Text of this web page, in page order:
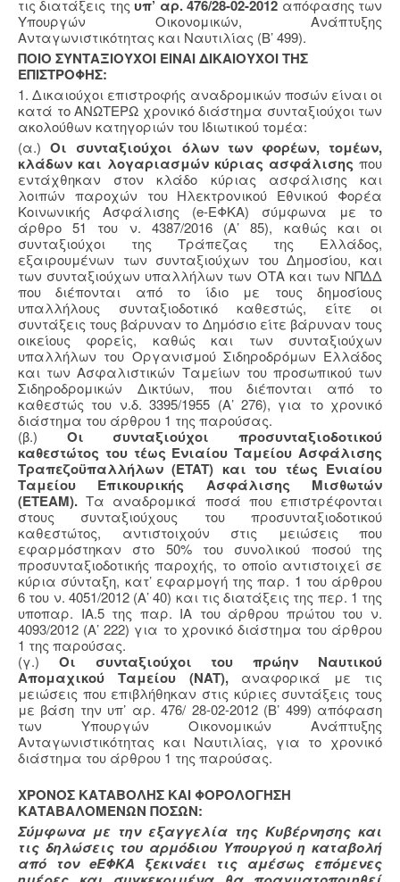
τις διατάξεις της υπ’ αρ. 476/28-02-2012 απόφασης των
Υπουργών Οικονομικών, Ανάπτυξης
Ανταγωνιστικότητας και Ναυτιλίας (Β’ 499).
ΠΟΙΟ ΣΥΝΤΑΞΙΟΥΧΟΙ ΕΙΝΑΙ ΔΙΚΑΙΟΥΧΟΙ ΤΗΣ
ΕΠΙΣΤΡΟΦΗΣ:
1. Δικαιούχοι επιστροφής αναδρομικών ποσών είναι οι
κατά το ΑΝΩΤΕΡΩ χρονικό διάστημα συνταξιούχοι των
ακολούθων κατηγοριών του Ιδιωτικού τομέα:
(α.)Οι συνταξιούχοι όλων των φορέων, τομέων,
κλάδων και λογαριασμών κύριας ασφάλισης που
εντάχθηκαν στον κλάδο κύριας ασφάλισης και
λοιπών παροχών του Ηλεκτρονικού Εθνικού Φορέα
Κοινωνικής Ασφάλισης (e-ΕΦΚΑ) σύμφωνα με το
άρθρο 51 του ν. 4387/2016 (Α’ 85), καθώς και οι
συνταξιούχοι της Τράπεζας της Ελλάδος,
εξαιρουμένων των συνταξιούχων του Δημοσίου, και
των συνταξιούχων υπαλλήλων των ΟΤΑ και των ΝΠΔΔ
που διέπονται από το ίδιο με τους δημοσίους
υπαλλήλους συνταξιοδοτικό καθεστώς, είτε οι
συντάξεις τους βάρυναν το Δημόσιο είτε βάρυναν τους
οικείους φορείς, καθώς και των συνταξιούχων
υπαλλήλων του Οργανισμού Σιδηροδρόμων Ελλάδος
και των Ασφαλιστικών Ταμείων του προσωπικού των
Σιδηροδρομικών Δικτύων, που διέπονται από το
καθεστώς του ν.δ. 3395/1955 (Α’ 276), για το χρονικό
διάστημα του άρθρου 1 της παρούσας.
(β.) Οι συνταξιούχοι προσυνταξιοδοτικού
καθεστώτος του τέως Ενιαίου Ταμείου Ασφάλισης
Τραπεζοϋπαλλήλων (ETAT) και του τέως Ενιαίου
Ταμείου Επικουρικής Ασφάλισης Μισθωτών
(ΕΤΕΑΜ). Τα αναδρομικά ποσά που επιστρέφονται
στους συνταξιούχους του προσυνταξιοδοτικού
καθεστώτος, αντιστοιχούν στις μειώσεις που
εφαρμόστηκαν στο 50% του συνολικού ποσού της
προσυνταξιοδοτικής παροχής, το οποίο αντιστοιχεί σε
κύρια σύνταξη, κατ’ εφαρμογή της παρ. 1 του άρθρου
6 του ν. 4051/2012 (Α’ 40) και τις διατάξεις της περ. 1 της
υποπαρ. ΙΑ.5 της παρ. ΙΑ του άρθρου πρώτου του ν.
4093/2012 (Α’ 222) για το χρονικό διάστημα του άρθρου
1 της παρούσας.
(γ.) Οι συνταξιούχοι του πρώην Ναυτικού
Απομαχικού Ταμείου (NAT),αναφορικά με τις
μειώσεις που επιβλήθηκαν στις κύριες συντάξεις τους
με βάση την υπ’ αρ. 476/ 28-02-2012 (Β’ 499) απόφαση
των Υπουργών Οικονομικών Ανάπτυξης
Ανταγωνιστικότητας και Ναυτιλίας, για το χρονικό
διάστημα του άρθρου 1 της παρούσας.
ΧΡΟΝΟΣ ΚΑΤΑΒΟΛΗΣ ΚΑΙ ΦΟΡΟΛΟΓΗΣΗ
ΚΑΤΑΒΑΛΟΜΕΝΩΝ ΠΟΣΩΝ:
Σύμφωνα με την εξαγγελία της Κυβέρνησης και
τις δηλώσεις του αρμόδιου Υπουργού η καταβολή
από τον eΕΦΚΑ ξεκινάει τις αμέσως επόμενες